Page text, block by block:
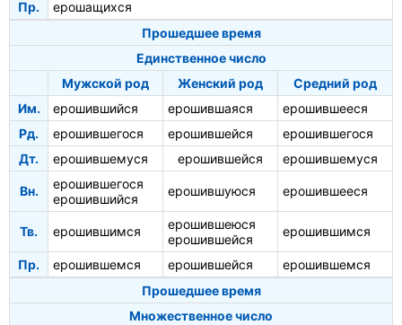
Пр.
ерошащихся
Прошедшее время
Единственное число
Мужской род
Женский род
Средний род
Им.
ерошившийся ерошившаяся
ерошившееся
Рд.
ерошившегося ерошившейся
ерошившегося
Дт.
ерошившемуся ерошившейся ерошившемуся
Вн.
ерошившегося
ерошившийся
ерошившуюся ерошившееся
Тв. ерошившимся
ерошившеюся
ерошившейся
ерошившимся
Пр. ерошившемся ерошившейся
ерошившемся
Прошедшее время
Множественное число